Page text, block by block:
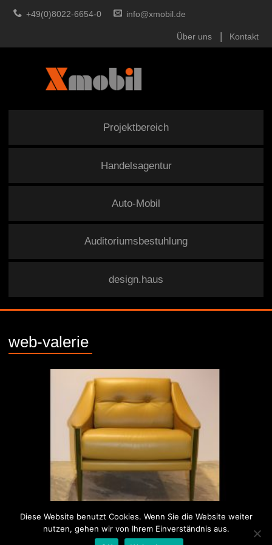
+49(0)8022-6654-0 info@xmobil.de
Über uns Kontakt
Projektbereich
Handelsagentur
Auto-Mobil
Auditoriumsbestuhlung
design.haus
web-valerie
Diese Website benutzt Cookies. Wenn Sie die Website weiter
nutzen, gehen wir von Ihrem Einverständnis aus.